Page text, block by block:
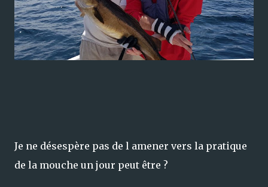
Je ne désespère pas de l amener vers la pratique
de la mouche un jour peut être ?